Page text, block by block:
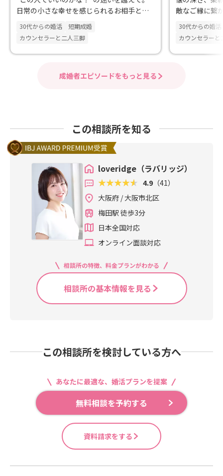
日常の小さな幸せを感じられるお相手と出
会えました✨
30代からの婚活
短期成婚
カウンセラーと二人三脚
敵なご縁に繋
30代からの婚活
カウンセラーと
成婚者エピソードをもっと見る
この相談所を知る
loveridge（ラバリッジ）
4.9（41）
大阪府 / 大阪市北区
梅田駅 徒歩3分
日本全国対応
オンライン面談対応
相談所の特徴、料金プランがわかる
相談所の基本情報を見る
この相談所を検討している方へ
あなたに最適な、婚活プランを提案
無料相談を予約する
資料請求をする